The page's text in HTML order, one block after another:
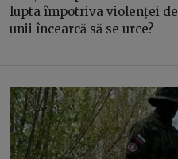
lupta împotriva violenței
unii încearcă să se urce?